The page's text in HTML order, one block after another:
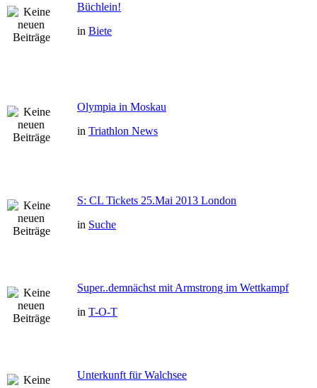
Büchlein!
in Biete
Olympia in Moskau
in Triathlon News
S: CL Tickets 25.Mai 2013 London
in Suche
Super..demnächst mit Armstrong im Wettkampf
in T-O-T
Unterkunft für Walchsee